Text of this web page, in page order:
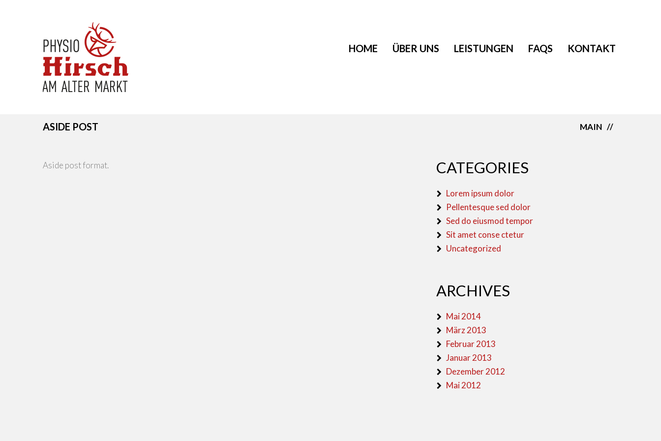
HOME ÜBER UNS LEISTUNGEN FAQS KONTAKT
ASIDE POST MAIN
Aside post format. CATEGORIES
Lorem ipsum dolor
Pellentesque sed dolor
Sed do eiusmod tempor
Sit amet conse ctetur
Uncategorized
ARCHIVES
Mai 2014
März 2013
Februar 2013
Januar 2013
Dezember 2012
Mai 2012